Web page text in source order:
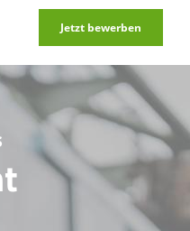
Jetzt bewerben